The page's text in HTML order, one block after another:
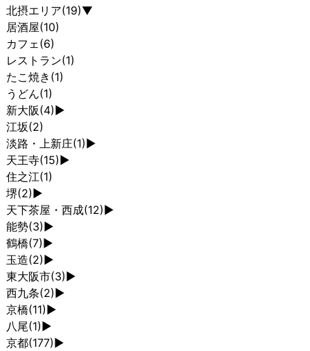
北摂エリア(19)▼
居酒屋(10)
カフェ (6)
レストラン(1)
たこ焼き (1)
うどん(1)
新大阪(4)►
江坂(2)
淡路・上新庄(1)►
天王寺(15)►
住之江(1)
堺(2)►
天下茶屋・西成(12)►
能勢(3)►
鶴橋(7)►
玉造(2)►
東大阪市(3)►
西九条(2)►
京橋(11)►
八尾(1)►
京都(177)►